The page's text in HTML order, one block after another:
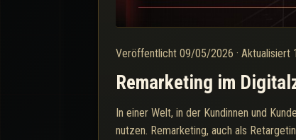
Veröffentlicht 09/05/2026 · Aktualisiert
Remarketing im
In einer Welt, in der Kundinnen und
nutzen. Remarketing, auch als